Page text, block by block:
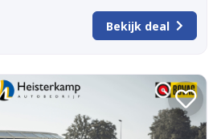
Bekijk deal